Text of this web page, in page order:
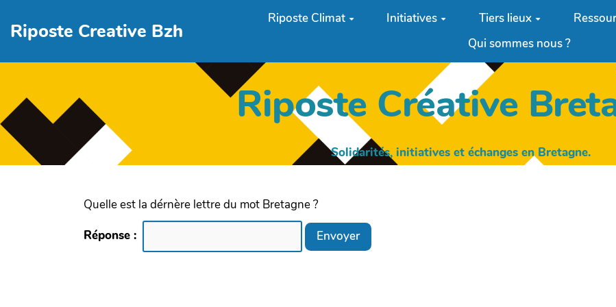
Riposte Creative Bzh
Riposte Climat Initiatives Tiers lieux
Qui sommes nous ?
Riposte Créative
Solidarités, initiatives et échanges en Bretagne.
Quelle est la dérnère lettre du mot Bretagne ?
Réponse :
Envoyer